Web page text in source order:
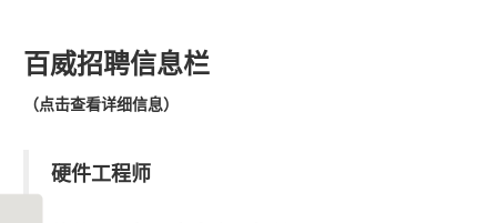
百威招聘信息栏
（点击查看详细信息）
硬件工程师